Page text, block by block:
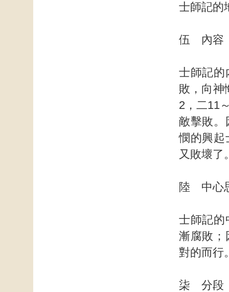
士師記的
伍 內容
士師記的
敗，向神
2，二11
敵擊敗。
憫的興起
又敗壞了
陸 中心
士師記的
漸腐敗；
對的而行
柒 分段